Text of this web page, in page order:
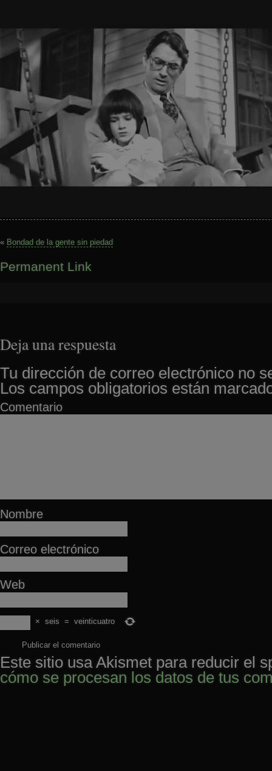
« Bondad de la gente sin piedad
Permanent Link
Deja una respuesta
Tu dirección de correo electrónico no
Los campos obligatorios están
Comentario
Nombre
Correo electrónico
Web
× seis = veinticuatro
Este sitio usa Akismet para reducir el
cómo se procesan los datos de tus